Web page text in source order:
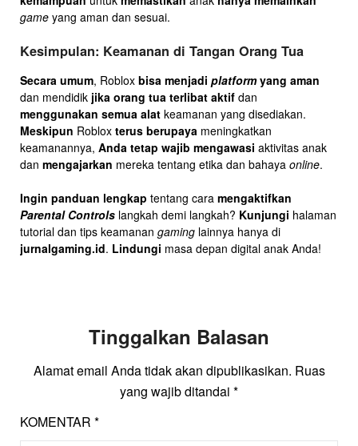
game yang aman dan sesuai.
Kesimpulan: Keamanan di Tangan Orang Tua
Secara umum, Roblox bisa menjadi platformyang aman
dan mendidik jika orang tua terlibat aktif dan
menggunakan semua alat keamanan yang disediakan.
Meskipun Roblox terus berupaya meningkatkan
keamanannya, Anda tetap wajib mengawasi aktivitas anak
dan mengajarkan mereka tentang etika dan bahaya online.
Ingin panduan lengkap tentang cara mengaktifkan
Parental Controls langkah demi langkah? Kunjungi halaman
tutorial dan tips keamanan gaming lainnya hanya di
jurnalgaming.id. Lindungi masa depan digital anak Anda!
Tinggalkan Balasan
Alamat email Anda tidak akan dipublikasikan. Ruas
yang wajib ditandai *
KOMENTAR *